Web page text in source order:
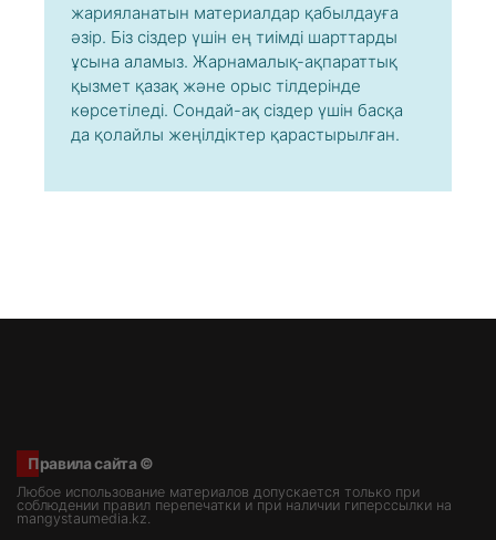
жарияланатын материалдар қабылдауға
әзір. Біз сіздер үшін ең тиімді шарттарды
ұсына аламыз. Жарнамалық-ақпараттық
қызмет қазақ және орыс тілдерінде
көрсетіледі. Сондай-ақ сіздер үшін басқа
да қолайлы жеңілдіктер қарастырылған.
Правила сайта ©
Любое использование материалов допускается только при
соблюдении правил перепечатки и при наличии гиперссылки на
mangystaumedia.kz.